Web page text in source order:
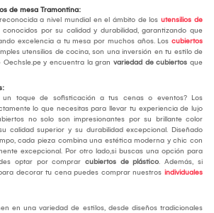
de mesa Tramontina:
a nivel mundial en el ámbito de los utensilios de
por su calidad y durabilidad, garantizando que
excelencia a tu mesa por muchos años. Los cubiertos
utensilios de cocina, son una inversión en tu estilo de
y encuentra la gran variedad de cubiertos que
un toque de sofisticación a tus cenas o eventos? Los
lo que necesitas para llevar tu experiencia de lujo
no solo son impresionantes por su brillante color
calidad superior y su durabilidad excepcional. Diseñado
cada pieza combina una estética moderna y chic con
excepcional. Por otro lado,si buscas una opción para
optar por comprar cubiertos de plástico. Además, si
decorar tu cena puedes comprar nuestros individuales
en una variedad de estilos, desde diseños tradicionales